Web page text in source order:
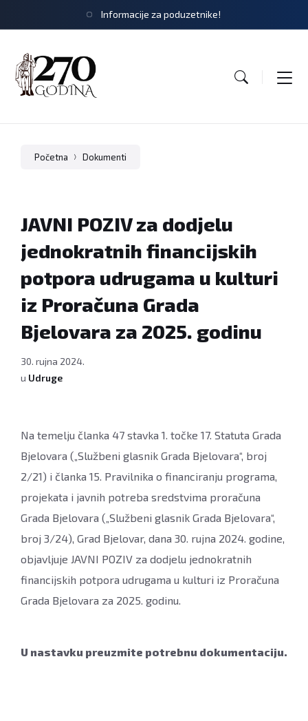
Informacije za poduzetnike!
Početna Dokumenti
JAVNI POZIV za dodjelu
jednokratnih financijskih
potpora udrugama u kulturi
iz Proračuna Grada
Bjelovara za 2025. godinu
30. rujna 2024.
u Udruge
Na temelju članka 47 stavka 1. točke 17. Statuta Grada
Bjelovara („Službeni glasnik Grada Bjelovara“, broj
2/21) i članka 15. Pravilnika o financiranju programa,
projekata i javnih potreba sredstvima proračuna
Grada Bjelovara („Službeni glasnik Grada Bjelovara“,
broj 3/24), Grad Bjelovar, dana 30. rujna 2024. godine,
objavljuje JAVNI POZIV za dodjelu jednokratnih
financijskih potpora udrugama u kulturi iz Proračuna
Grada Bjelovara za 2025. godinu.
U nastavku preuzmite potrebnu dokumentaciju.